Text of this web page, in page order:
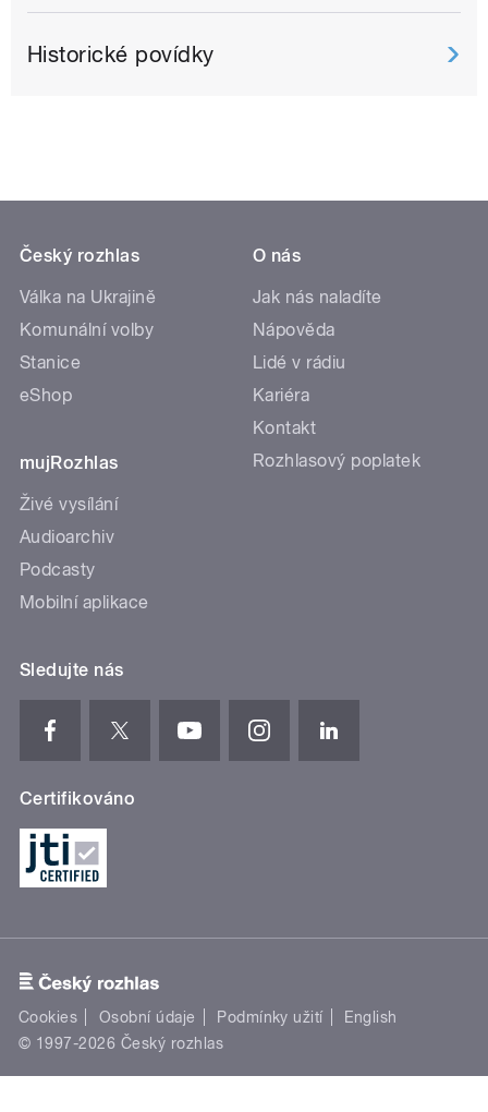
Historické povídky
Český rozhlas
Válka na Ukrajině
Komunální volby
Stanice
eShop
mujRozhlas
Živé vysílání
Audioarchiv
Podcasty
Mobilní aplikace
O nás
Jak nás naladíte
Nápověda
Lidé v rádiu
Kariéra
Kontakt
Rozhlasový poplatek
Sledujte nás
Certifikováno
Cookies Osobní údaje Podmínky užití
English
© 1997-2026 Český rozhlas